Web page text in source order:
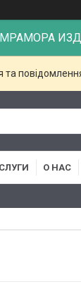
О НАС